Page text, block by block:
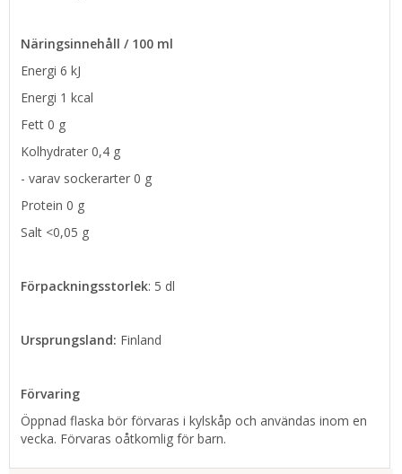
Näringsinnehåll / 100 ml
Energi 6 kJ
Energi 1 kcal
Fett 0 g
Kolhydrater 0,4 g
- varav sockerarter 0 g
Protein 0 g
Salt <0,05 g
Förpackningsstorlek: 5 dl
Ursprungsland: Finland
Förvaring
Öppnad flaska bör förvaras i kylskåp och användas inom en
vecka. Förvaras oåtkomlig för barn.